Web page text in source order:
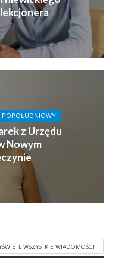
POPOŁUDNIOWY
z Urzędu
Nowym
WSZYSTKIE WIADOMOŚCI